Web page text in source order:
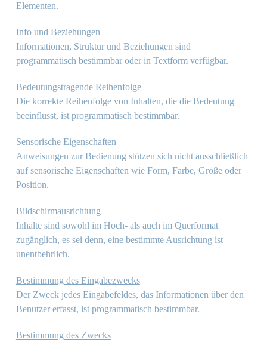
Elementen.
Info und Beziehungen
Informationen, Struktur und Beziehungen sind
programmatisch bestimmbar oder in Textform verfügbar.
Bedeutungstragende Reihenfolge
Die korrekte Reihenfolge von Inhalten, die die Bedeutung
beeinflusst, ist programmatisch bestimmbar.
Sensorische Eigenschaften
Anweisungen zur Bedienung stützen sich nicht ausschließlich
auf sensorische Eigenschaften wie Form, Farbe, Größe oder
Position.
Bildschirmausrichtung
Inhalte sind sowohl im Hoch- als auch im Querformat
zugänglich, es sei denn, eine bestimmte Ausrichtung ist
unentbehrlich.
Bestimmung des Eingabezwecks
Der Zweck jedes Eingabefeldes, das Informationen über den
Benutzer erfasst, ist programmatisch bestimmbar.
Bestimmung des Zwecks